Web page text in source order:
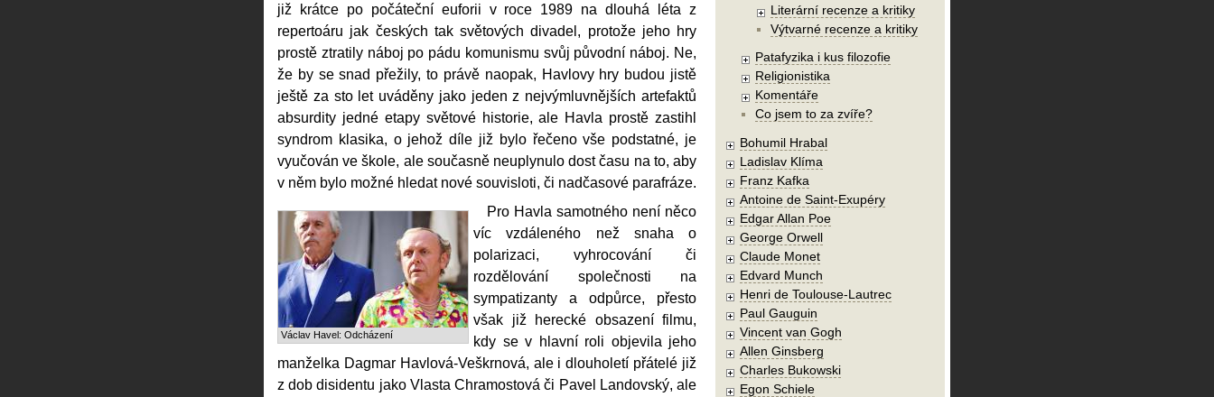
již krátce po počáteční euforii v roce 1989 na dlouhá léta z
repertoáru jak českých tak světových divadel, protože jeho hry
prostě ztratily náboj po pádu komunismu svůj původní náboj. Ne,
že by se snad přežily, to právě naopak, Havlovy hry budou jistě
ještě za sto let uváděny jako jeden z nejvýmluvnějších artefaktů
absurdity jedné etapy světové historie, ale Havla prostě zastihl
syndrom klasika, o jehož díle již bylo řečeno vše podstatné, je
vyučován ve škole, ale současně neuplynulo dost času na to, aby
v něm bylo možné hledat nové souvisloti, či nadčasové parafráze.
Václav Havel: Odcházení
Pro Havla samotného není něco
víc vzdáleného než snaha o
polarizaci, vyhrocování či
rozdělování společnosti na
sympatizanty a odpůrce, přesto
však již herecké obsazení filmu,
kdy se v hlavní roli objevila jeho
manželka Dagmar Havlová-Veškrnová, ale i dlouholetí přátelé již
z dob disidentu jako Vlasta Chramostová či Pavel Landovský, ale
Literární recenze a kritiky
Výtvarné recenze a kritiky
Patafyzika i kus filozofie
Religionistika
Komentáře
Co jsem to za zvíře?
Bohumil Hrabal
Ladislav Klíma
Franz Kafka
Antoine de Saint-Exupéry
Edgar Allan Poe
George Orwell
Claude Monet
Edvard Munch
Henri de Toulouse-Lautrec
Paul Gauguin
Vincent van Gogh
Allen Ginsberg
Charles Bukowski
Egon Schiele